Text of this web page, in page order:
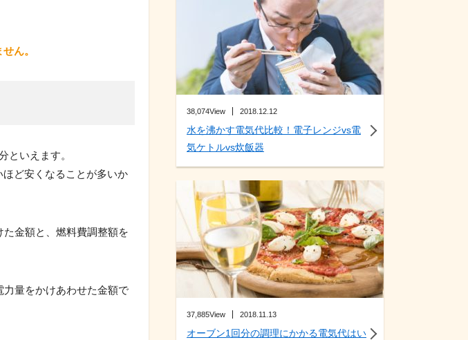
ん。
といえます。
ど安くなることが多いか
金額と、燃料費調整額を
量をかけあわせた金額で
38,074View 2018.12.12
水を沸かす電気代比較！電子レンジvs電
気ケトルvs炊飯器
37,885View 2018.11.13
オーブン1回分の調理にかかる電気代はい